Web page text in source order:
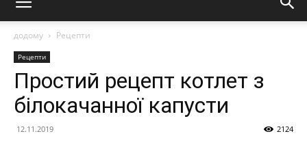
додому Рецепти
Рецепти
Простий рецепт котлет з
білокачанної капусти
12.11.2019 2124